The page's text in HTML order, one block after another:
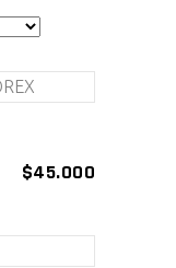
$45.000